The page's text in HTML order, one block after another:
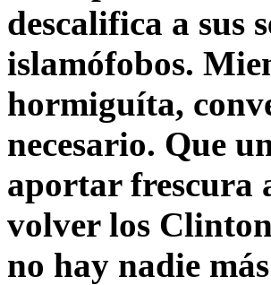
descalifica a sus
islamófobos.
hormiguíta,
necesario. Que
aportar frescura
volver los
no hay nadie